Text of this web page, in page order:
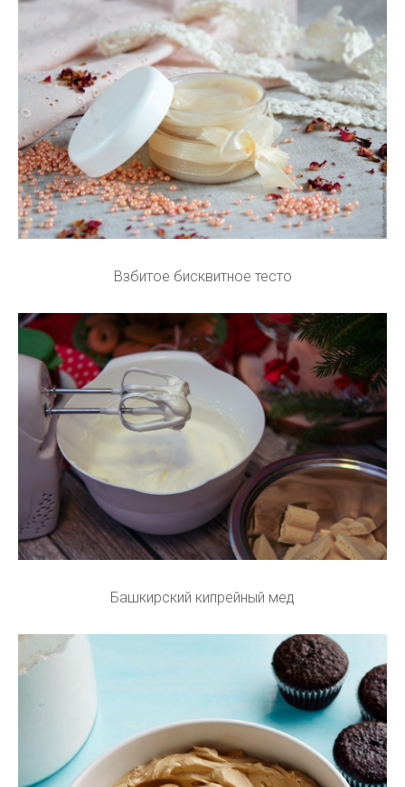
Взбитое бисквитное тесто
Башкирский кипрейный мед